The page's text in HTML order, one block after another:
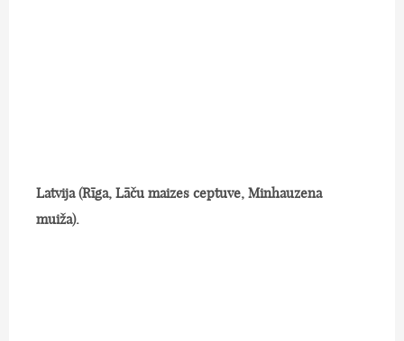
Latvija (Rīga, Lāču maizes ceptuve, Minhauzena
muiža).